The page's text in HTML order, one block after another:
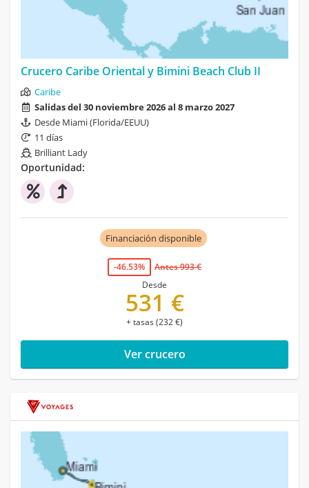
Crucero Caribe Oriental y Bimini Beach Club II
Caribe
Salidas del 30 noviembre 2026 al 8 marzo 2027
Desde Miami (Florida/EEUU)
11 días
Brilliant Lady
Oportunidad:
Financiación disponible
-46.53%
Antes 993 €
Desde
531 €
+ tasas (232 €)
Ver crucero